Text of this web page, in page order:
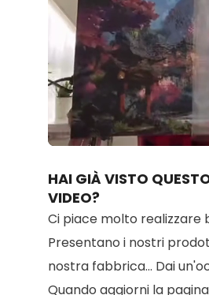
Unmute Loaded:
100.00%
HAI GIÀ VISTO
VIDEO?
Ci piace molto realizzare
Presentano i nostri
nostra fabbrica... Dai
Quando aggiorni la